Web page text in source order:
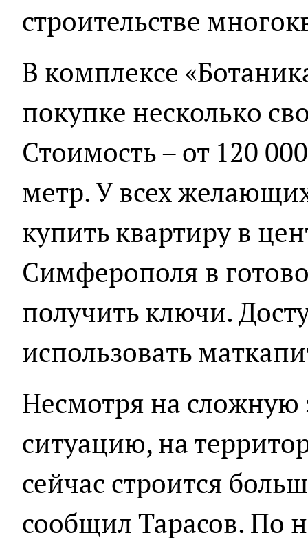
строительстве
В комплексе
покупке несколько
Стоимость – от 120
метр. У всех
купить квартиру в
Симферополя в
получить ключи.
использовать
Несмотря на
ситуацию, на
сейчас строится
сообщил Тарасов. По